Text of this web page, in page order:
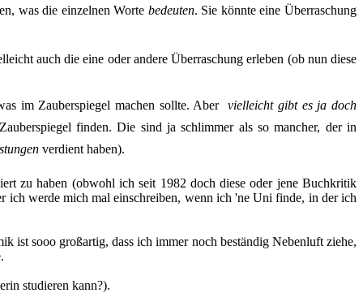
was die einzelnen Worte bedeuten. Sie könnte eine Überraschung
auch die eine oder andere Überraschung erleben (ob nun diese
im Zauberspiegel machen sollte. Aber vielleicht gibt es ja doch
finden. Die sind ja schlimmer als so mancher, der in
 verdient haben).
zu haben (obwohl ich seit 1982 doch diese oder jene Buchkritik
ich werde mich mal einschreiben, wenn ich 'ne Uni finde, in der ich
ist sooo großartig, dass ich immer noch beständig Nebenluft ziehe,
studieren kann?).